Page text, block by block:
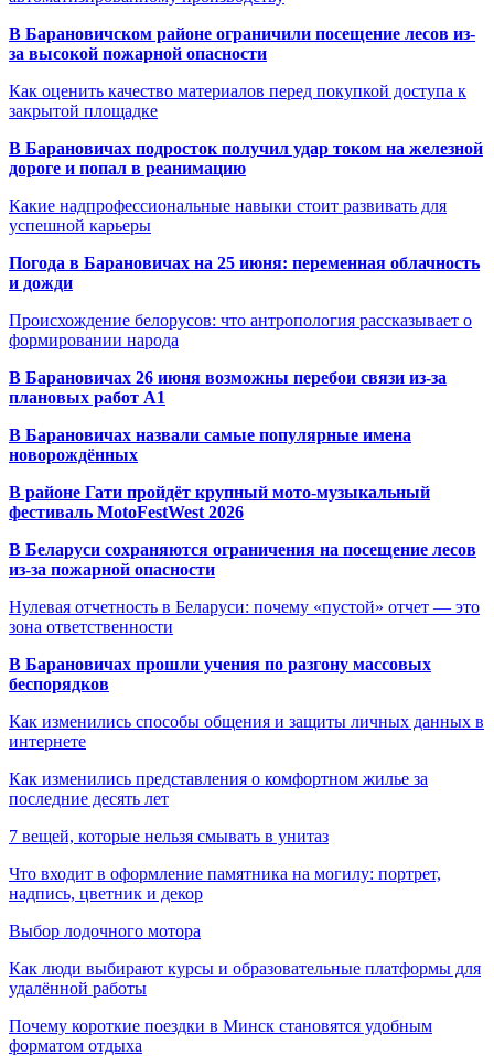
В Барановичском районе ограничили посещение лесов из-
за высокой пожарной опасности
Как оценить качество материалов перед покупкой доступа к
закрытой площадке
В Барановичах подросток получил удар током на железной
дороге и попал в реанимацию
Какие надпрофессиональные навыки стоит развивать для
успешной карьеры
Погода в Барановичах на 25 июня: переменная облачность
и дожди
Происхождение белорусов: что антропология рассказывает о
формировании народа
В Барановичах 26 июня возможны перебои связи из-за
плановых работ A1
В Барановичах назвали самые популярные имена
новорождённых
В районе Гати пройдёт крупный мото-музыкальный
фестиваль MotoFestWest 2026
В Беларуси сохраняются ограничения на посещение лесов
из-за пожарной опасности
Нулевая отчетность в Беларуси: почему «пустой» отчет — это
зона ответственности
В Барановичах прошли учения по разгону массовых
беспорядков
Как изменились способы общения и защиты личных данных в
интернете
Как изменились представления о комфортном жилье за
последние десять лет
7 вещей, которые нельзя смывать в унитаз
Что входит в оформление памятника на могилу: портрет,
надпись, цветник и декор
Выбор лодочного мотора
Как люди выбирают курсы и образовательные платформы для
удалённой работы
Почему короткие поездки в Минск становятся удобным
форматом отдыха